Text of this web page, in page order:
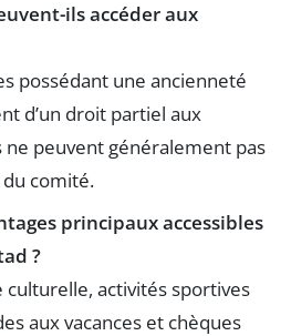
ils accéder aux
possédant une ancienneté
d’un droit partiel aux
ne peuvent généralement pas
comité.
principaux accessibles
?
culturelle, activités sportives
aux vacances et chèques